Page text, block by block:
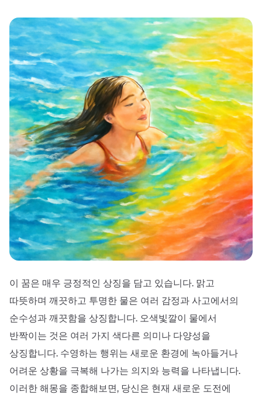
이 꿈은 매우 긍정적인 상징을 담고 있습니다. 맑고
따뜻하며 깨끗하고 투명한 물은 여러 감정과 사고에서의
순수성과 깨끗함을 상징합니다. 오색빛깔이 물에서
반짝이는 것은 여러 가지 색다른 의미나 다양성을
상징합니다. 수영하는 행위는 새로운 환경에 녹아들거나
어려운 상황을 극복해 나가는 의지와 능력을 나타냅니다.
이러한 해몽을 종합해보면, 당신은 현재 새로운 도전에